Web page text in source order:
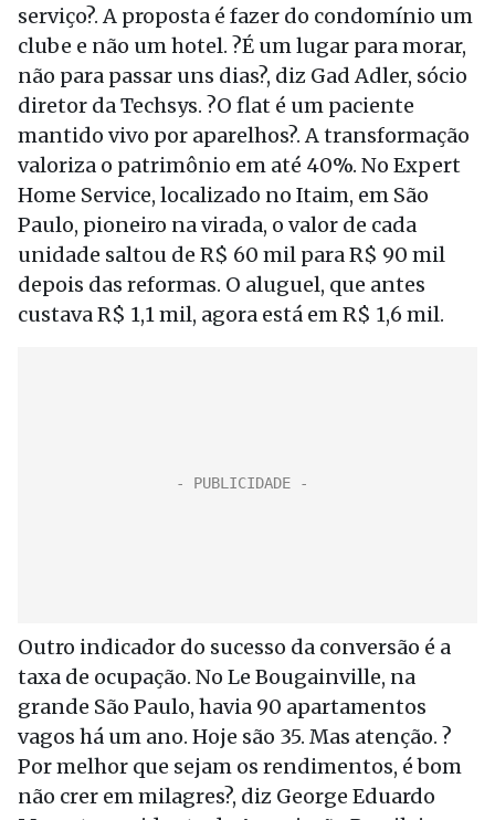
serviço?. A proposta é fazer do condomínio um
clube e não um hotel. ?É um lugar para morar,
não para passar uns dias?, diz Gad Adler, sócio
diretor da Techsys. ?O flat é um paciente
mantido vivo por aparelhos?. A transformação
valoriza o patrimônio em até 40%. No Expert
Home Service, localizado no Itaim, em São
Paulo, pioneiro na virada, o valor de cada
unidade saltou de R$ 60 mil para R$ 90 mil
depois das reformas. O aluguel, que antes
custava R$ 1,1 mil, agora está em R$ 1,6 mil.
Outro indicador do sucesso da conversão é a
taxa de ocupação. No Le Bougainville, na
grande São Paulo, havia 90 apartamentos
vagos há um ano. Hoje são 35. Mas atenção. ?
Por melhor que sejam os rendimentos, é bom
não crer em milagres?, diz George Eduardo